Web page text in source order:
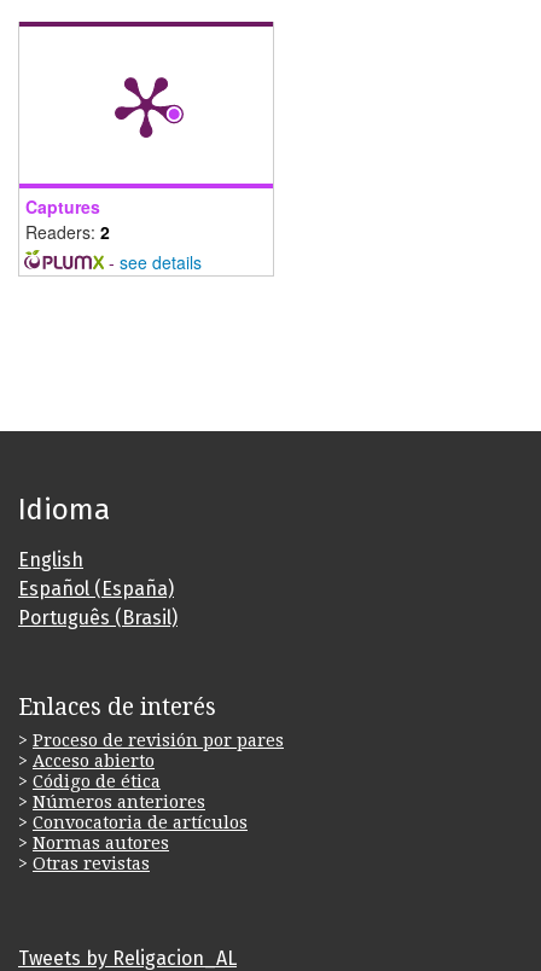
Captures
Readers: 2
- see details
Idioma
English
Español (España)
Português (Brasil)
Enlaces de interés
> Proceso de revisión por pares
> Acceso abierto
> Código de ética
> Números anteriores
> Convocatoria de artículos
> Normas autores
> Otras revistas
Tweets by Religacion_AL